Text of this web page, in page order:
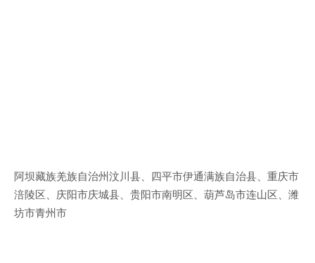
阿坝藏族羌族自治州汶川县、四平市伊通满族自治县、重庆市
涪陵区、庆阳市庆城县、贵阳市南明区、葫芦岛市连山区、潍
坊市青州市